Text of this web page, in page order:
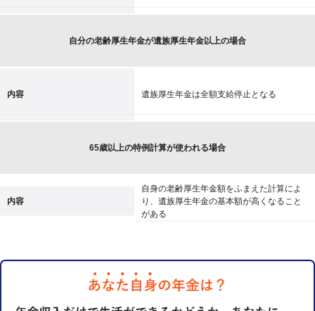
自分の老齢厚生年金が遺族厚生年金以上の場合
内容 遺族厚生年金は全額支給停止となる
65歳以上の特例計算が使われる場合
内容
自身の老齢厚生年金額をふまえた計算によ
り、遺族厚生年金の基本額が高くなること
がある